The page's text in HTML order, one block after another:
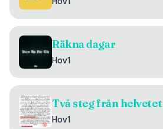
Räkna dagar
Hov1
Två steg från helvetet
Hov1